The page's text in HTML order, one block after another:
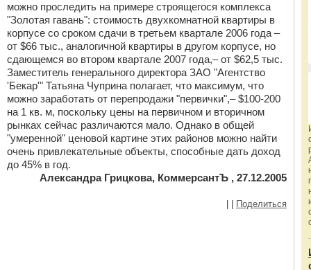
можно проследить на примере строящегося комплекса
"Золотая гавань": стоимость двухкомнатной квартиры в
корпусе со сроком сдачи в третьем квартале 2006 года –
от $66 тыс., аналогичной квартиры в другом корпусе, но
сдающемся во втором квартале 2007 года,– от $62,5 тыс.
Заместитель генерального директора ЗАО "Агентство
'Бекар'" Татьяна Чуприна полагает, что максимум, что
можно заработать от перепродажи "первички",– $100-200
на 1 кв. м, поскольку цены на первичном и вторичном
рынках сейчас различаются мало. Однако в общей
"умеренной" ценовой картине этих районов можно найти
очень привлекательные объекты, способные дать доход
до 45% в год.
Александра Грицкова, КоммерсантЪ , 27.12.2005
Поделиться